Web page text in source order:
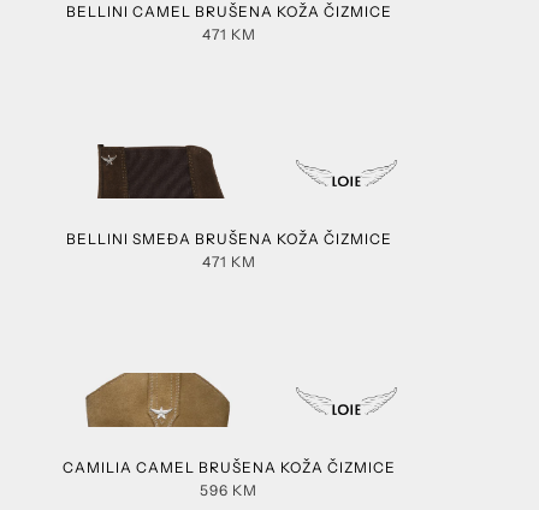
BELLINI CAMEL BRUŠENA KOŽA ČIZMICE
471 KM
BELLINI SMEĐA BRUŠENA KOŽA ČIZMICE
471 KM
CAMILIA CAMEL BRUŠENA KOŽA ČIZMICE
596 KM